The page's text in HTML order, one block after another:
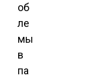
об
ле
мы
в
па